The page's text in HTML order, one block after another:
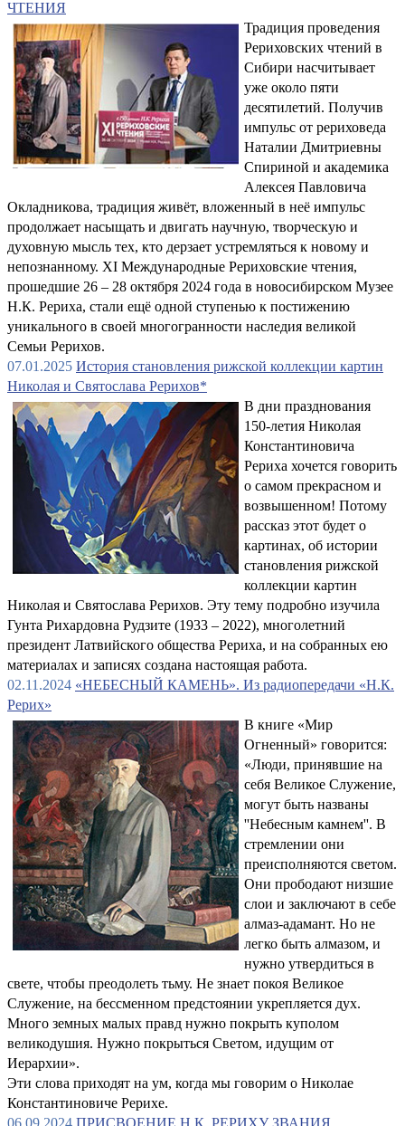
ЧТЕНИЯ
Традиция проведения
Рериховских чтений в
Сибири насчитывает
уже около пяти
десятилетий. Получив
импульс от рериховеда
Наталии Дмитриевны
Спириной и академика
Алексея Павловича
Окладникова, традиция живёт, вложенный в неё импульс
продолжает насыщать и двигать научную, творческую и
духовную мысль тех, кто дерзает устремляться к новому и
непознанному. XI Международные Рериховские чтения,
прошедшие 26 – 28 октября 2024 года в новосибирском Музее
Н.К. Рериха, стали ещё одной ступенью к постижению
уникального в своей многогранности наследия великой
Семьи Рерихов.
07.01.2025 История становления рижской коллекции картин
Николая и Святослава Рерихов*
В дни празднования
150-летия Николая
Константиновича
Рериха хочется говорить
о самом прекрасном и
возвышенном! Потому
рассказ этот будет о
картинах, об истории
становления рижской
коллекции картин
Николая и Святослава Рерихов. Эту тему подробно изучила
Гунта Рихардовна Рудзите (1933 – 2022), многолетний
президент Латвийского общества Рериха, и на собранных ею
материалах и записях создана настоящая работа.
02.11.2024 «НЕБЕСНЫЙ КАМЕНЬ». Из радиопередачи «Н.К.
Рерих»
В книге «Мир
Огненный» говорится:
«Люди, принявшие на
себя Великое Служение,
могут быть названы
''Небесным камнем''. В
стремлении они
преисполняются светом.
Они прободают низшие
слои и заключают в себе
алмаз-адамант. Но не
легко быть алмазом, и
нужно утвердиться в
свете, чтобы преодолеть тьму. Не знает покоя Великое
Служение, на бессменном предстоянии укрепляется дух.
Много земных малых правд нужно покрыть куполом
великодушия. Нужно покрыться Светом, идущим от
Иерархии».
Эти слова приходят на ум, когда мы говорим о Николае
Константиновиче Рерихе.
06.09.2024 ПРИСВОЕНИЕ Н.К. РЕРИХУ ЗВАНИЯ